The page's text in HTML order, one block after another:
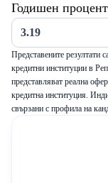
Годишен
Представените резултати
кредитни институции в
представляват реална
кредитна институция.
свързани с профила на